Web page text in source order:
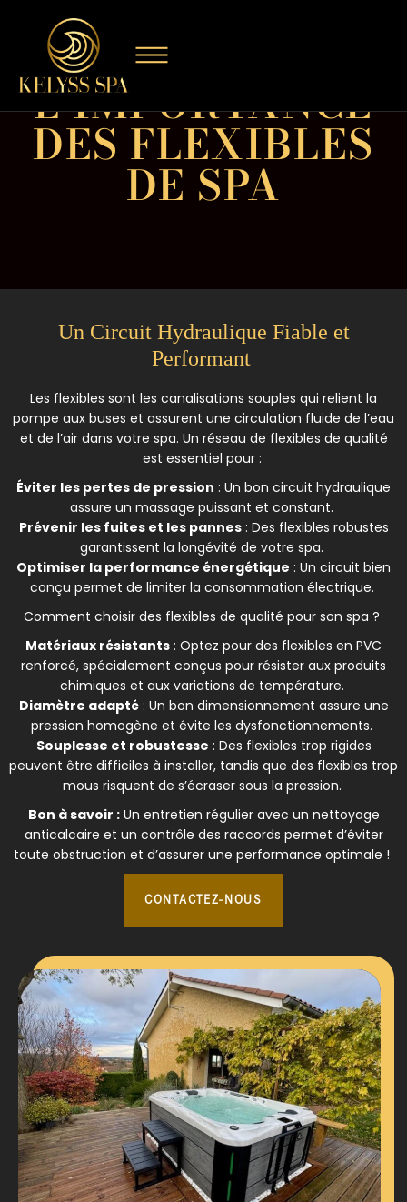
L’IMPORTANCE
DES FLEXIBLES
DE SPA
Un Circuit Hydraulique Fiable et
Performant
Les flexibles sont les canalisations souples qui relient la
pompe aux buses et assurent une circulation fluide de l’eau
et de l’air dans votre spa. Un réseau de flexibles de qualité
est essentiel pour :
Éviter les pertes de pression : Un bon circuit hydraulique
assure un massage puissant et constant.
Prévenir les fuites et les pannes: Des flexibles robustes
garantissent la longévité de votre spa.
Optimiser la performance énergétique : Un circuit bien
conçu permet de limiter la consommation électrique.
Comment choisir des flexibles de qualité pour son spa ?
Matériaux résistants : Optez pour des flexibles en PVC
renforcé, spécialement conçus pour résister aux produits
chimiques et aux variations de température.
Diamètre adapté: Un bon dimensionnement assure une
pression homogène et évite les dysfonctionnements.
Souplesse et robustesse : Des flexibles trop rigides
peuvent être difficiles à installer, tandis que des flexibles trop
mous risquent de s’écraser sous la pression.
Bon à savoir :Un entretien régulier avec un nettoyage
anticalcaire et un contrôle des raccords permet d’éviter
toute obstruction et d’assurer une performance optimale !
CONTACTEZ-NOUS